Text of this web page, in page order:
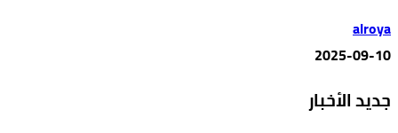
alroya
2025-09-10
جديد الأخبار